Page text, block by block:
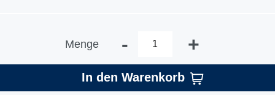
ocker,
hellbraun,
fleischfarben
Menge - +
In den Warenkorb